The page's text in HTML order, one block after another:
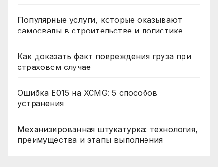
Популярные услуги, которые оказывают
самосвалы в строительстве и логистике
Как доказать факт повреждения груза при
страховом случае
Ошибка E015 на XCMG: 5 способов
устранения
Механизированная штукатурка: технология,
преимущества и этапы выполнения